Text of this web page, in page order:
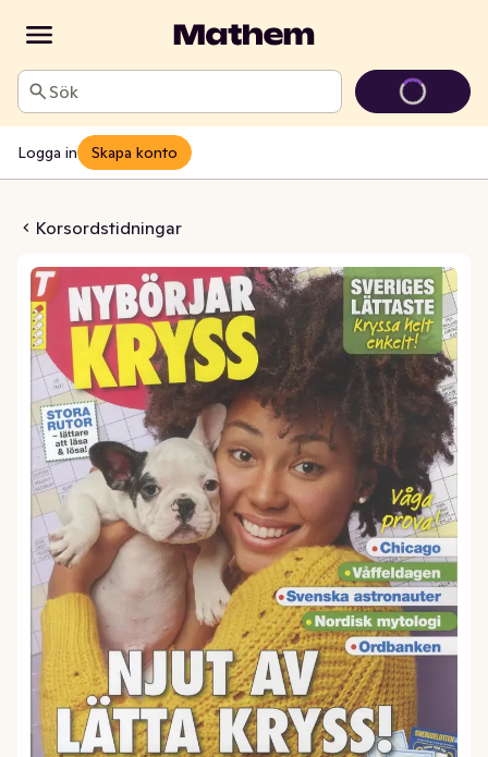
Sök
Logga in Skapa konto
Korsordstidningar
Tidsam